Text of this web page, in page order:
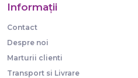
Informaţii
Contact
Despre noi
Marturii clienti
Transport si Livrare